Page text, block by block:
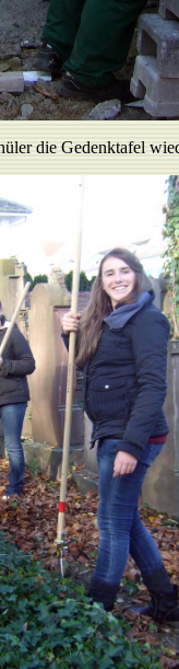
die Gedenktafel